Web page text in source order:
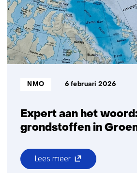
Zuid-
Afrika
andere
website)
Expert aan het
grondstoffen in
Bron:
NMO 6 februari 2026
Lees meer
over
(opent
in